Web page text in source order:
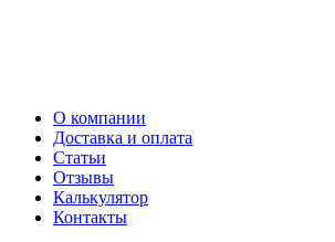
О компании
Доставка и оплата
Статьи
Отзывы
Калькулятор
Контакты